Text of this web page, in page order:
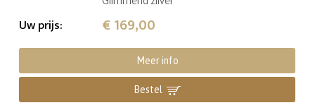
Uw prijs: € 169,00
Meer info
Bestel